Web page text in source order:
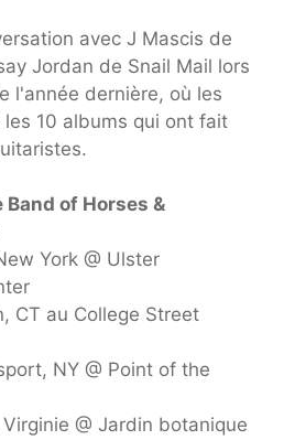
avec J Mascis de
Jordan de Snail Mail lors
l'année dernière, où les
10 albums qui ont fait
of Horses &
York @ Ulster
CT au College Street
NY @ Point of the
@ Jardin botanique